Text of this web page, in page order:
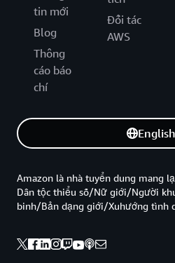
tin mới
Blog
Thông
cáo báo
chí
Đối tác
AWS
English
Amazon là nhà tuyển dung mang
Dân tộc thiểu số/Nữ giới/Người
binh/Bản dạng giới/Xuhướng tình